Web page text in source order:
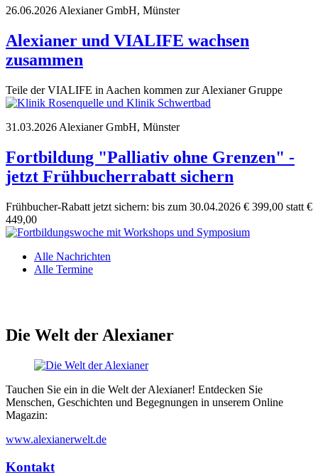
26.06.2026 Alexianer GmbH, Münster
Alexianer und VIALIFE wachsen
zusammen
Teile der VIALIFE in Aachen kommen zur Alexianer Gruppe
31.03.2026 Alexianer GmbH, Münster
Fortbildung "Palliativ ohne Grenzen" -
jetzt Frühbucherrabatt sichern
Frühbucher-Rabatt jetzt sichern: bis zum 30.04.2026 € 399,00 statt €
449,00
Alle Nachrichten
Alle Termine
Die Welt der Alexianer
Tauchen Sie ein in die Welt der Alexianer! Entdecken Sie
Menschen, Geschichten und Begegnungen in unserem Online
Magazin:
www.alexianerwelt.de
Kontakt